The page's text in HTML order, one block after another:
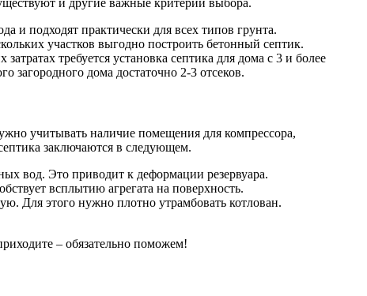
и подходят практически для всех типов грунта.
участков выгодно построить бетонный септик.
требуется установка септика для дома с 3 и более
загородного дома достаточно 2-3 отсеков.
учитывать наличие помещения для компрессора,
заключаются в следующем.
вод. Это приводит к деформации резервуара.
всплытию агрегата на поверхность.
Для этого нужно плотно утрамбовать котлован.
– обязательно поможем!